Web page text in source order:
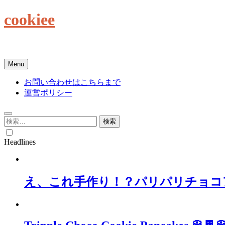
to
cookiee
Menu
お問い合わせはこちらまで
運営ポリシー
検
索:
Headlines
え、これ手作り！？パリパリチョ